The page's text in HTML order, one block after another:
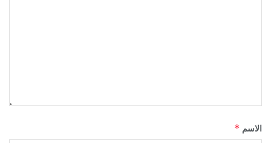
الاسم *